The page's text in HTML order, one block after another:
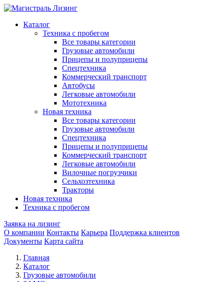
Каталог
Техника с пробегом
Все товары категории
Грузовые автомобили
Прицепы и полуприцепы
Спецтехника
Коммерческий транспорт
Автобусы
Легковые автомобили
Мототехника
Новая техника
Все товары категории
Грузовые автомобили
Спецтехника
Прицепы и полуприцепы
Коммерческий транспорт
Легковые автомобили
Вилочные погрузчики
Сельхозтехника
Тракторы
Новая техника
Техника с пробегом
Заявка на лизинг
О компании Контакты Карьера Поддержка клиентов
Документы Карта сайта
Главная
Каталог
Грузовые автомобили